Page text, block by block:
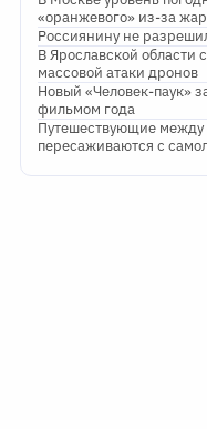
«оранжевого» из-за
Россиянину не
В Ярославской
массовой атаки дронов
Новый «Человек-паук»
фильмом года
Путешествующие между
пересаживаются с